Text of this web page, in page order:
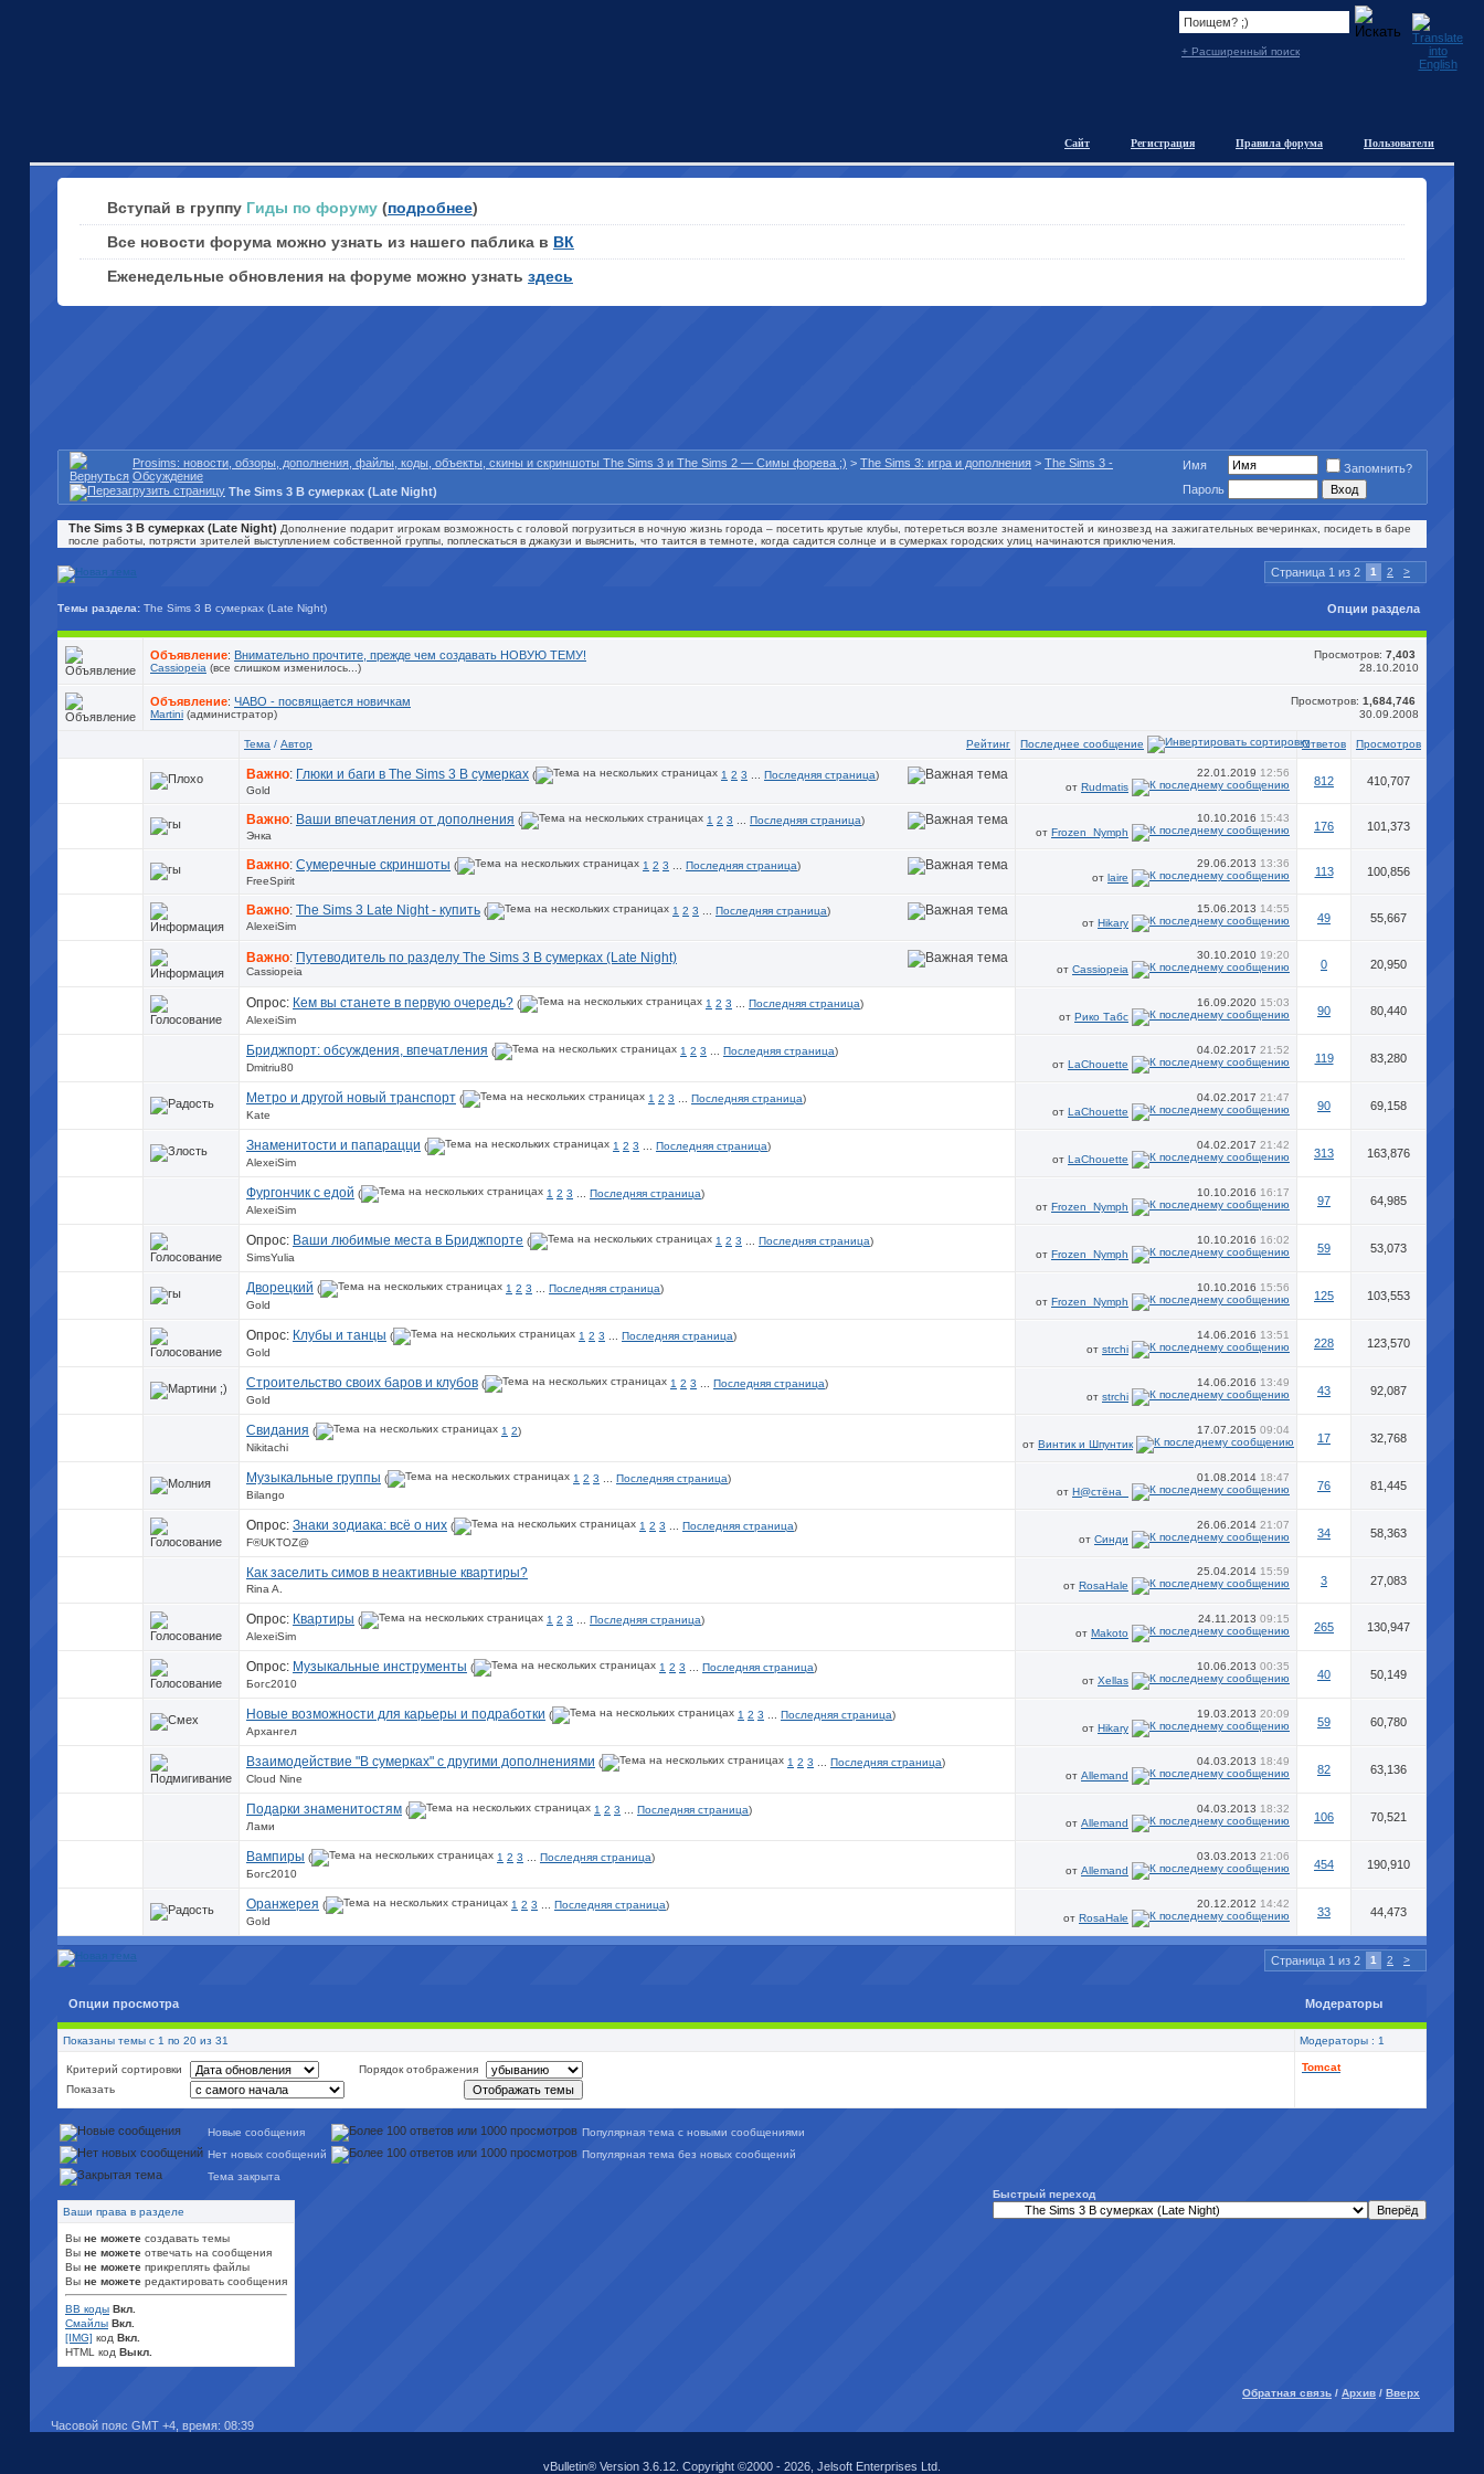
+ Расширенный поиск
Пользователи
Правила форума
Регистрация
Сайт
Вступай в группу Гиды по форуму (подробнее)
Все новости форума можно узнать из нашего паблика в ВК
Еженедельные обновления на форуме можно узнать здесь
Prosims: новости, обзоры, дополнения, файлы, коды, объекты, скины и скриншоты The Sims 3 и The Sims 2 — Симы форева ;) > The Sims 3: игра и дополнения > The Sims 3 -
Обсуждение
The Sims 3 В сумерках (Late Night)
Имя
Запомнить?
Пароль
The Sims 3 В сумерках (Late Night) Дополнение подарит игрокам возможность с головой погрузиться в ночную жизнь города – посетить крутые клубы, потереться возле знаменитостей и кинозвезд на зажигательных вечеринках, посидеть в баре
после работы, потрясти зрителей выступлением собственной группы, поплескаться в джакузи и выяснить, что таится в темноте, когда садится солнце и в сумерках городских улиц начинаются приключения.
Страница 1 из 2 1 2 >
Темы раздела: The Sims 3 В сумерках (Late Night) Опции раздела
Просмотров: 7,403
Объявление: Внимательно прочтите, прежде чем создавать НОВУЮ ТЕМУ!
28.10.2010
Cassiopeia (все слишком изменилось...)
Просмотров: 1,684,746
Объявление: ЧАВО - посвящается новичкам
30.09.2008
Martini (администратор)
Рейтинг
Тема / Автор Последнее сообщение Ответов Просмотров
Важно: Глюки и баги в The Sims 3 В сумерках ( 1 2 3 Последняя страница)
Gold
22.01.2019 12:56
от Rudmatis 812 410,707
Важно: Ваши впечатления от дополнения ( 1 2 3 Последняя страница)
Энка
10.10.2016 15:43
от Frozen_Nymph 176 101,373
Важно: Сумеречные скриншоты ( 1 2 3 Последняя страница)
FreeSpirit
29.06.2013 13:36
от laire 113 100,856
Важно: The Sims 3 Late Night - купить ( 1 2 3 Последняя страница)
AlexeiSim
15.06.2013 14:55
от Hikary 49 55,667
Важно: Путеводитель по разделу The Sims 3 В сумерках (Late Night)
Cassiopeia
30.10.2010 19:20
от Cassiopeia 0 20,950
Опрос: Кем вы станете в первую очередь? ( 1 2 3 Последняя страница)
AlexeiSim
16.09.2020 15:03
от Рико Табс 90 80,440
Бриджпорт: обсуждения, впечатления ( 1 2 3 Последняя страница)
Dmitriu80
04.02.2017 21:52
от LaChouette 119 83,280
Метро и другой новый транспорт ( 1 2 3 Последняя страница)
Kate
04.02.2017 21:47
от LaChouette 90 69,158
Знаменитости и папарацци ( 1 2 3 Последняя страница)
AlexeiSim
04.02.2017 21:42
от LaChouette 313 163,876
Фургончик с едой ( 1 2 3 Последняя страница)
AlexeiSim
10.10.2016 16:17
от Frozen_Nymph 97 64,985
Опрос: Ваши любимые места в Бриджпорте ( 1 2 3 Последняя страница)
SimsYulia
10.10.2016 16:02
от Frozen_Nymph 59 53,073
Дворецкий ( 1 2 3 Последняя страница)
Gold
10.10.2016 15:56
от Frozen_Nymph 125 103,553
Опрос: Клубы и танцы ( 1 2 3 Последняя страница)
Gold
14.06.2016 13:51
от strchi 228 123,570
Строительство своих баров и клубов ( 1 2 3 Последняя страница)
Gold
14.06.2016 13:49
от strchi 43 92,087
Свидания ( 1 2)
Nikitachi
17.07.2015 09:04
от Винтик и Шпунтик 17 32,768
Музыкальные группы ( 1 2 3 Последняя страница)
Bilango
01.08.2014 18:47
от Н@стёна_ 76 81,445
Опрос: Знаки зодиака: всё о них ( 1 2 3 Последняя страница)
F®UKTOZ@
26.06.2014 21:07
от Синди 34 58,363
Как заселить симов в неактивные квартиры?
Rina A.
25.04.2014 15:59
от RosaHale 3 27,083
Опрос: Квартиры ( 1 2 3 Последняя страница)
AlexeiSim
24.11.2013 09:15
от Makoto 265 130,947
Опрос: Музыкальные инструменты ( 1 2 3 Последняя страница)
Богс2010
10.06.2013 00:35
от Xellas 40 50,149
Новые возможности для карьеры и подработки ( 1 2 3 Последняя страница)
Архангел
19.03.2013 20:09
от Hikary 59 60,780
Взаимодействие "В сумерках" с другими дополнениями ( 1 2 3 Последняя страница)
Cloud Nine
04.03.2013 18:49
от Allemand 82 63,136
Подарки знаменитостям ( 1 2 3 Последняя страница)
Лами
04.03.2013 18:32
от Allemand 106 70,521
Вампиры ( 1 2 3 Последняя страница)
Богс2010
03.03.2013 21:06
от Allemand 454 190,910
Оранжерея ( 1 2 3 Последняя страница)
Gold
20.12.2012 14:42
от RosaHale 33 44,473
Страница 1 из 2 1 2 >
Опции просмотра Модераторы
Показаны темы с 1 по 20 из 31 Модераторы : 1
Критерий сортировки
Порядок отображения
Показать
Tomcat
Новые сообщения
Популярная тема с новыми сообщениями
Нет новых сообщений
Популярная тема без новых сообщений
Тема закрыта
Ваши права в разделе
Вы не можете создавать темы
Вы не можете отвечать на сообщения
Вы не можете прикреплять файлы
Вы не можете редактировать сообщения
BB коды Вкл.
Смайлы Вкл.
[IMG] код Вкл.
HTML код Выкл.
Быстрый переход
Обратная связь / Архив / Вверх
Часовой пояс GMT +4, время: 08:39
vBulletin® Version 3.6.12. Copyright ©2000 - 2026, Jelsoft Enterprises Ltd.